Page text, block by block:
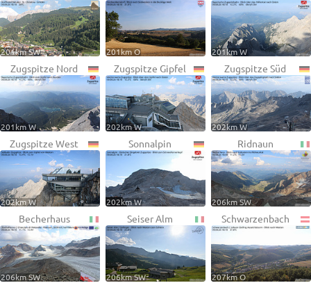
201km SW 201km O 201km W
Zugspitze Nord
201km W
Zugspitze Gipfel
202km W
Zugspitze Süd
202km W
Zugspitze West
202km W
Sonnalpin
202km W
Ridnaun
206km SW
Becherhaus
206km SW
Seiser Alm
206km SW
Schwarzenbach
207km O